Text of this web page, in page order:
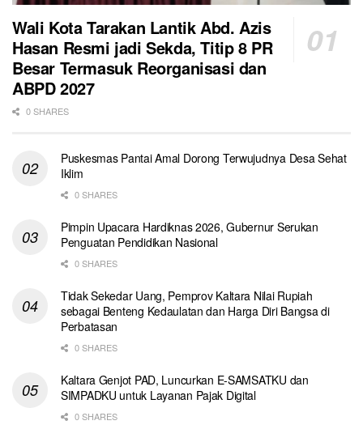
Wali Kota Tarakan Lantik Abd. Azis
Hasan Resmi jadi Sekda, Titip 8 PR
Besar Termasuk Reorganisasi dan
ABPD 2027
0 SHARES
Puskesmas Pantai Amal Dorong Terwujudnya Desa Sehat
Iklim
0 SHARES
Pimpin Upacara Hardiknas 2026, Gubernur Serukan
Penguatan Pendidikan Nasional
0 SHARES
Tidak Sekedar Uang, Pemprov Kaltara Nilai Rupiah
sebagai Benteng Kedaulatan dan Harga Diri Bangsa di
Perbatasan
0 SHARES
Kaltara Genjot PAD, Luncurkan E-SAMSATKU dan
SIMPADKU untuk Layanan Pajak Digital
0 SHARES